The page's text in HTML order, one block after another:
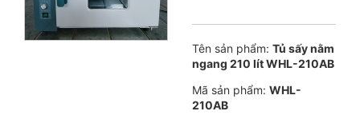
Tên sản phẩm: Tủ sấy nằm
ngang 210 lít WHL-210AB
Mã sản phẩm: WHL-
210AB